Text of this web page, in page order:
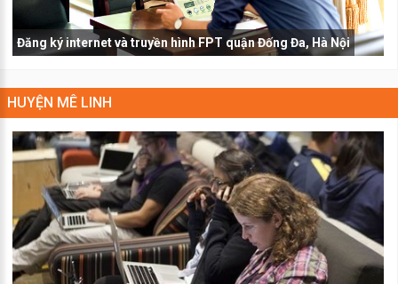
Đăng ký internet và truyền hình FPT quận Đống Đa, Hà Nội
HUYỆN MÊ LINH